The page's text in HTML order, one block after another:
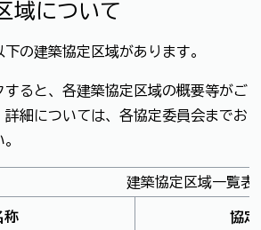
域について
の建築協定区域があります。
すると、各建築協定区域の概要等がご
詳細については、各協定委員会までお
建築協定区域一覧表
称 協定